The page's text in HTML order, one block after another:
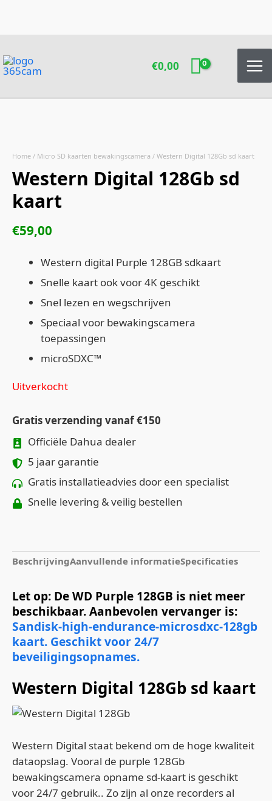
inhoud
€0,00
Home / Micro SD kaarten bewakingscamera / Western Digital 128Gb sd kaart
Western Digital 128Gb sd
kaart
€59,00
Western digital Purple 128GB sdkaart
Snelle kaart ook voor 4K geschikt
Snel lezen en wegschrijven
Speciaal voor bewakingscamera
toepassingen
microSDXC™
Uitverkocht
Gratis verzending vanaf €150
Officiële Dahua dealer
5 jaar garantie
Gratis installatieadvies door een specialist
Snelle levering & veilig bestellen
BeschrijvingAanvullende informatieSpecificaties
Let op: De WD Purple 128GB is niet meer
beschikbaar. Aanbevolen vervanger is:
Sandisk-high-endurance-microsdxc-128gb
kaart. Geschikt voor 24/7
beveiligingsopnames.
Western Digital 128Gb sd kaart
Western Digital staat bekend om de hoge kwaliteit
dataopslag. Vooral de purple 128Gb
bewakingscamera opname sd-kaart is geschikt
voor 24/7 gebruik.. Zo zijn al onze recorders al